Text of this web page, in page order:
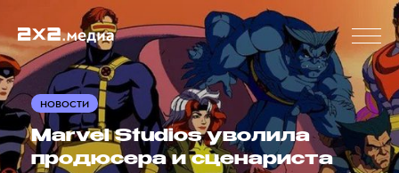
НОВОСТИ
Marvel Studios уволила
продюсера и сценариста